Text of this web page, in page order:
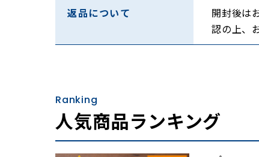
返品について
開封後は
認の上、
Ranking
人気商品ランキング